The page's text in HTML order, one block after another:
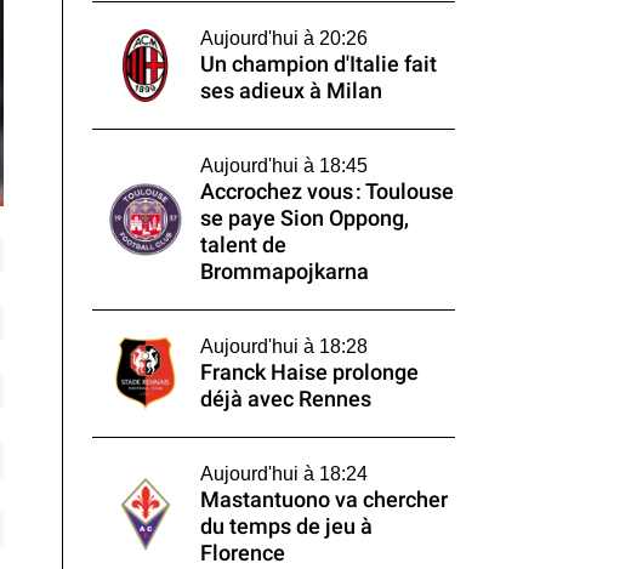
Aujourd'hui à 20:26
Un champion d'Italie fait
ses adieux à Milan
Aujourd'hui à 18:45
Accrochez vous : Toulouse
se paye Sion Oppong,
talent de
Brommapojkarna
Aujourd'hui à 18:28
Franck Haise prolonge
déjà avec Rennes
Aujourd'hui à 18:24
Mastantuono va chercher
du temps de jeu à
Florence